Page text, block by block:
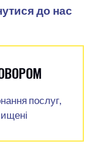
до нас
послуг,